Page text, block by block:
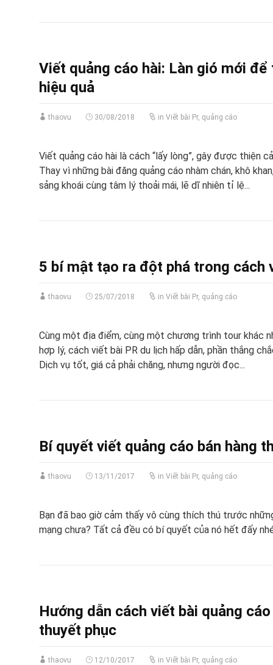
Viết quảng cáo hài: Làn gió mới để
hiệu quả
thaovu 30/08/2018 in Viết bài Pr, quảng cáo
Viết quảng cáo hài là cách “lấy lòng”, gây được thiện
Thay vì những bài đăng quảng cáo nhàm chán, khô
sảng khoái cùng tâm lý thoải mái, lẽ dĩ nhiên tỉ lệ...
5 bí mật tạo ra đột phá trong cách
thaovu 25/07/2018 in Viết bài Pr, quảng cáo
Cùng một địa điểm, cùng một chương trình tour khác
hợp lý, cách viết bài PR du lịch hấp dẫn, phần thắng
Dịch vụ tốt, giá cả phải chăng, nhưng người đọc...
Bí quyết viết quảng cáo bán hàng
thaovu 13/11/2017 in Viết bài Pr, quảng cáo
Bạn đã bao giờ cảm thấy vô cùng thích thú trước
mạng chưa? Tất cả đều có bí quyết của nó hết đấy
Hướng dẫn cách viết bài quảng
thuyết phục
thaovu 12/10/2017 in Viết bài Pr, quảng cáo